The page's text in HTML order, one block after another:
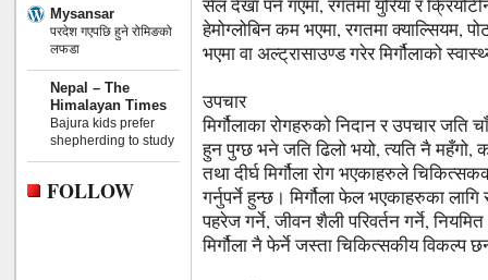
Mysansar
परदेश गएपछि हुने रोमिङको
लफडा
Nepal – The
Himalayan Times
Bajura kids prefer
shepherding to study
FOLLOW
सेल देखा पर्न गएमा, रगतमा युरिया र
हेमोग्लोबिन कम भएमा, रगतमा क्याल्सियम,
भएमा वा अल्ट्रासाउण्ड गरेर मिर्गौलाको
उपचार
मिर्गौलाका रोगहरुको निदान र उपचार जति
हुन पुग्छ भने जति ढिलो भयो, त्यति नै
तथा दीर्घ मिर्गौला रोग भएकाहरुले
गर्नुपर्ने हुन्छ। मिर्गौला फेल भएकाहरुका
पहरेज गर्ने, जीवन शैली परिवर्तन गर्ने,
मिर्गौला नै फेर्ने जस्ता चिकित्सकीय विकल्प